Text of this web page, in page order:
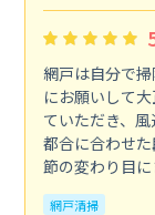
網戸は自分で
にお願いして
ていただき、
都合に合わせ
節の変わり目に
網戸清掃